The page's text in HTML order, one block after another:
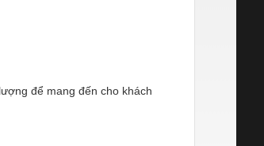
để mang đến cho khách